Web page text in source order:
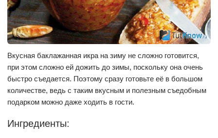
Вкусная баклажанная икра на зиму не сложно готовится,
при этом сложно ей дожить до зимы, поскольку она очень
быстро съедается. Поэтому сразу готовьте её в большом
количестве, ведь с таким вкусным и полезным съедобным
подарком можно даже ходить в гости.
Ингредиенты: